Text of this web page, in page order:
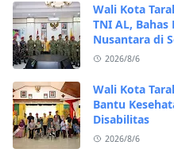
Wali Kota
TNI AL,
Nusantara di
2026/8/6
Wali Kota
Bantu
Disabilitas
2026/8/6